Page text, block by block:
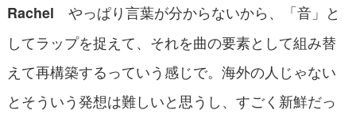
Rachel やっぱり言葉が分からないから、「音」と
してラップを捉えて、それを曲の要素として組み替
えて再構築するっていう感じで。海外の人じゃない
とそういう発想は難しいと思うし、すごく新鮮だっ